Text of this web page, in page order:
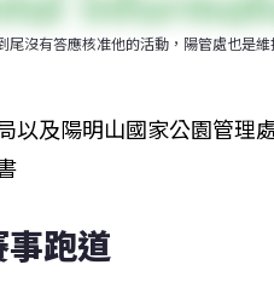
尾沒有答應核准他的活動，陽管處也是
以及陽明山國家公園管理
事跑道